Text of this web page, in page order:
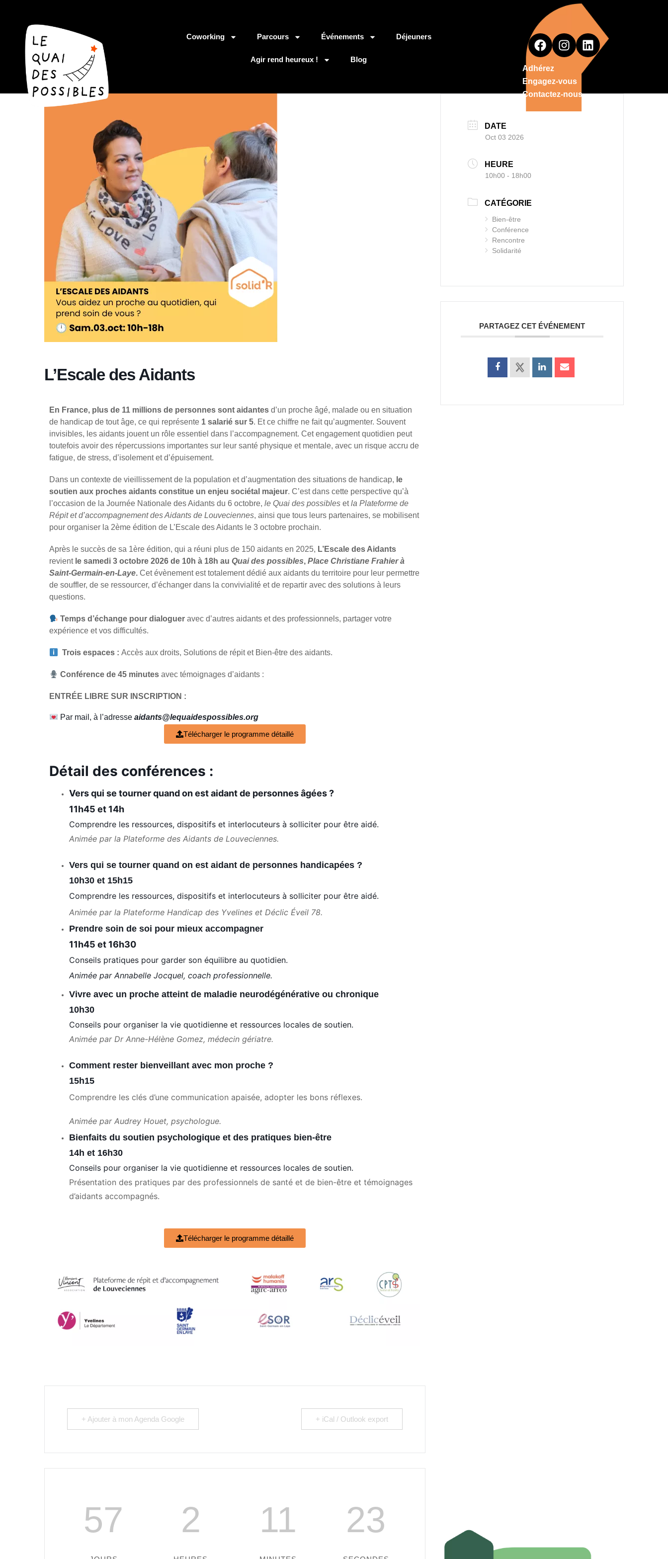
Coworking Parcours Événements Déjeuners
Agir rend heureux !
Blog
Adhérez
Engagez-vous
Contactez-nous
L’Escale des Aidants
En France, plus de 11 millions de personnes sont aidantes d’un proche âgé, malade ou en situation
de handicap de tout âge, ce qui représente 1 salarié sur 5. Et ce chiffre ne fait qu’augmenter. Souvent
invisibles, les aidants jouent un rôle essentiel dans l’accompagnement. Cet engagement quotidien peut
toutefois avoir des répercussions importantes sur leur santé physique et mentale, avec un risque accru de
fatigue, de stress, d’isolement et d’épuisement.
Dans un contexte de vieillissement de la population et d’augmentation des situations de handicap, le
soutien aux proches aidants constitue un enjeu sociétal majeur. C’est dans cette perspective qu’à
l’occasion de la Journée Nationale des Aidants du 6 octobre, le Quai des possibles etla Plateforme de
Répit et d’accompagnement des Aidants de Louveciennes, ainsi que tous leurs partenaires, se mobilisent
pour organiser la 2ème édition de L’Escale des Aidants le 3 octobre prochain.
Après le succès de sa 1ère édition, qui a réuni plus de 150 aidants en 2025, L’Escale des Aidants
revient le samedi 3 octobre 2026 de 10h à 18h au Quai des possibles, Place Christiane Frahier à
Saint-Germain-en-Laye. Cet évènement est totalement dédié aux aidants du territoire pour leur permettre
de souffler, de se ressourcer, d’échanger dans la convivialité et de repartir avec des solutions à leurs
questions.
Temps d’échange pour dialoguer avec d’autres aidants et des professionnels, partager votre
expérience et vos difficultés.
Trois espaces :Accès aux droits, Solutions de répit et Bien-être des aidants.
Conférence de 45 minutes avec témoignages d’aidants :
ENTRÉE LIBRE SUR INSCRIPTION :
Par mail, à l’adresseaidants@lequaidespossibles.org
Télécharger le programme détaillé
Détail des conférences :
Vers qui se tourner quand on est aidant de personnes âgées ?
11h45 et 14h
Comprendre les ressources, dispositifs et interlocuteurs à solliciter pour être aidé.
Animée par la Plateforme des Aidants de Louveciennes.
Vers qui se tourner quand on est aidant de personnes handicapées ?
10h30 et 15h15
Comprendre les ressources, dispositifs et interlocuteurs à solliciter pour être aidé.
Animée par la Plateforme Handicap des Yvelines et Déclic Éveil 78.
Prendre soin de soi pour mieux accompagner
11h45 et 16h30
Conseils pratiques pour garder son équilibre au quotidien.
Animée par Annabelle Jocquel, coach professionnelle.
Vivre avec un proche atteint de maladie neurodégénérative ou chronique
10h30
Conseils pour organiser la vie quotidienne et ressources locales de soutien.
Animée par Dr Anne-Hélène Gomez, médecin gériatre.
Comment rester bienveillant avec mon proche ?
15h15
Comprendre les clés d’une communication apaisée, adopter les bons réflexes.
Animée par Audrey Houet, psychologue.
Bienfaits du soutien psychologique et des pratiques bien-être
14h et 16h30
Conseils pour organiser la vie quotidienne et ressources locales de soutien.
Présentation des pratiques par des professionnels de santé et de bien-être et témoignages
d’aidants accompagnés.
Télécharger le programme détaillé
+ Ajouter à mon Agenda Google + iCal / Outlook export
57 2 11 22
DATE
Oct 03 2026
HEURE
10h00 - 18h00
CATÉGORIE
Bien-être
Conférence
Rencontre
Solidarité
PARTAGEZ CET ÉVÉNEMENT